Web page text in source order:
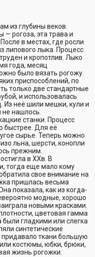
из глубины веков.
— рогоза, эта трава и
в местах, где росли
липового лыка. Процесс
и кропотлив. Лыко
года, месяц
было вязать рогожу.
приспособлений, по
только две стандартные
и использовалась
Из неё шили мешки, кули и
нашлось.
станки. Процесс
быстрее. Для её
сырье. Теперь можно
льна, шерсти, конопли
прежним.
в ХХв. В
тогда еще мало кому
свое внимание на
пришлась весьма
показала, как из когда-
модные, хорошо
новыми красками.
цветовая гамма
гладкими или слегка
синтетические
придавало ткани большую
костюмы, юбки, брюки,
жизнь рогожки.